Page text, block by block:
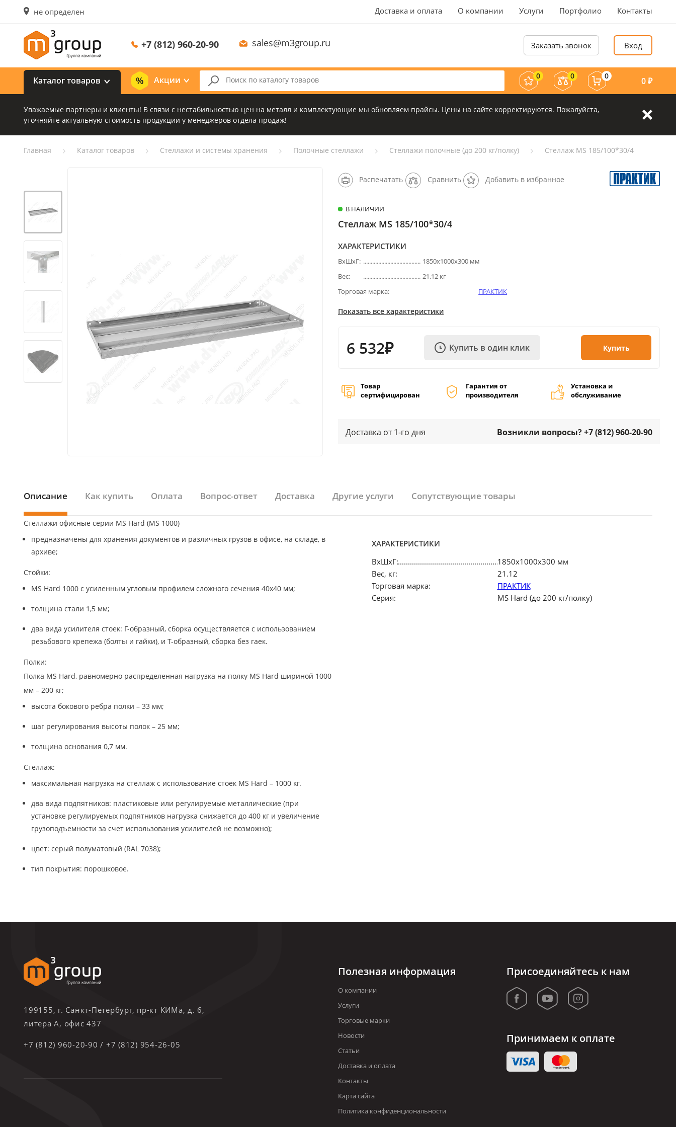
не определен Доставка и оплата О компании Услуги Портфолио Контакты
+7 (812) 960-20-90 sales@m3group.ru Заказать звонок Вход
Каталог товаров Акции 0 0 0 0₽
Уважаемые партнеры и клиенты! В связи с нестабильностью цен на металл и комплектующие мы обновляем прайсы. Цены на сайте корректируются. Пожалуйста,
уточняйте актуальную стоимость продукции у менеджеров отдела продаж!
Главная Каталог товаров Стеллажи и системы хранения Полочные стеллажи Стеллажи полочные (до 200 кг/полку) Стеллаж MS 185/100*30/4
Распечатать Сравнить Добавить в избранное
В НАЛИЧИИ
Стеллаж MS 185/100*30/4
ХАРАКТЕРИСТИКИ
ВхШхГ:
1850х1000х300 мм
Вес:
21.12 кг
Торговая марка:
ПРАКТИК
Показать все характеристики
6 532₽ Купить в один клик Купить
Товар
сертифицирован
Гарантия от
производителя
Установка и
обслуживание
Доставка от 1-го дня Возникли вопросы? +7 (812) 960-20-90
Описание Как купить Оплата Вопрос-ответ Доставка Другие услуги Сопутствующие товары
Стеллажи офисные серии MS Hard (MS 1000)
предназначены для хранения документов и различных грузов в офисе, на складе, в
архиве;
Стойки:
MS Hard 1000 с усиленным угловым профилем сложного сечения 40х40 мм;
толщина стали 1,5 мм;
два вида усилителя стоек: Г-образный, сборка осуществляется с использованием
резьбового крепежа (болты и гайки), и Т-образный, сборка без гаек.
Полки:
Полка MS Hard, равномерно распределенная нагрузка на полку MS Hard шириной 1000
мм – 200 кг;
высота бокового ребра полки – 33 мм;
шаг регулирования высоты полок – 25 мм;
толщина основания 0,7 мм.
Стеллаж:
максимальная нагрузка на стеллаж с использование стоек MS Hard – 1000 кг.
два вида подпятников: пластиковые или регулируемые металлические (при
установке регулируемых подпятников нагрузка снижается до 400 кг и увеличение
грузоподъемности за счет использования усилителей не возможно);
цвет: серый полуматовый (RAL 7038);
тип покрытия: порошковое.
ХАРАКТЕРИСТИКИ
ВхШхГ:
1850х1000х300 мм
Вес, кг:
21.12
Торговая марка:
ПРАКТИК
Серия:
MS Hard (до 200 кг/полку)
199155, г. Санкт-Петербург, пр-кт КИМа, д. 6,
литера А, офис 437
+7 (812) 960-20-90 / +7 (812) 954-26-05
Полезная информация
О компании
Услуги
Торговые марки
Новости
Статьи
Доставка и оплата
Контакты
Карта сайта
Политика конфиденциональности
Присоединяйтесь к нам
Принимаем к оплате